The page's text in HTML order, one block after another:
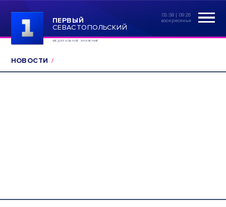
ПЕРВЫЙ
СЕВАСТОПОЛЬСКИЙ
ФЕДЕРАЛЬНОЕ ЗНАЧЕНИЕ
03:38 | 09.26
воскресенье
НОВОСТИ